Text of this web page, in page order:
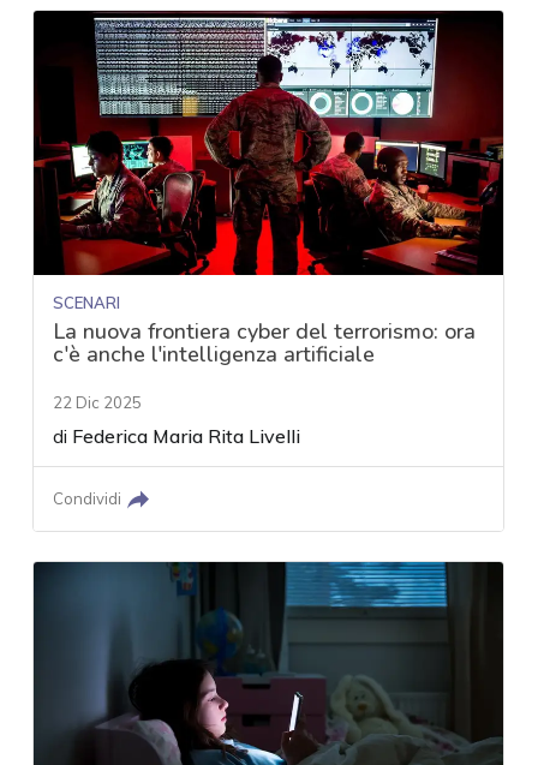
SCENARI
La nuova frontiera cyber del terrorismo: ora
c'è anche l'intelligenza artificiale
22 Dic 2025
di Federica Maria Rita Livelli
Condividi